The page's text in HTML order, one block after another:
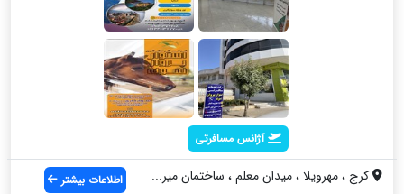
آژانس مسافرتی
کرج ، مهرویلا ، میدان معلم ، ساختمان میر... اطلاعات بیشتر